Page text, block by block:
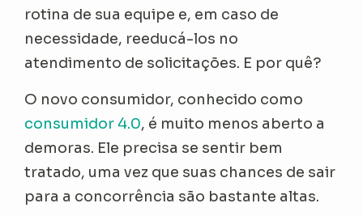
rotina de sua equipe e, em caso de
necessidade, reeducá-los no
atendimento de solicitações. E por quê?
O novo consumidor, conhecido como
consumidor 4.0, é muito menos aberto a
demoras. Ele precisa se sentir bem
tratado, uma vez que suas chances de sair
para a concorrência são bastante altas.